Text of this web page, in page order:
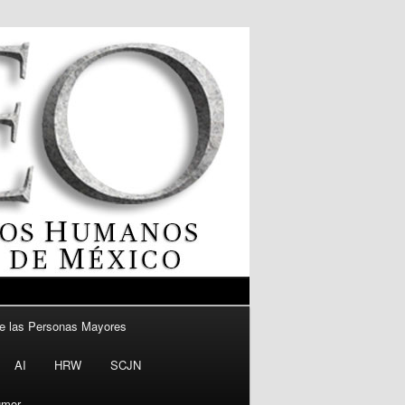
las Personas Mayores
AI HRW SCJN